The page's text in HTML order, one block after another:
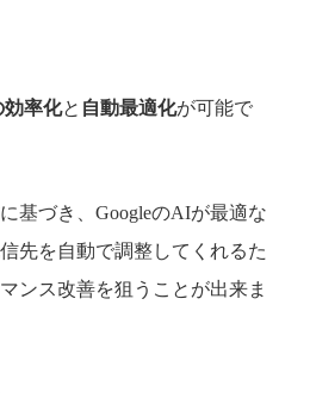
効率化と 自動最適化が可能で
基づき、GoogleのAIが最適な
先を自動で調整してくれるた
ンス改善を狙うことが出来ま